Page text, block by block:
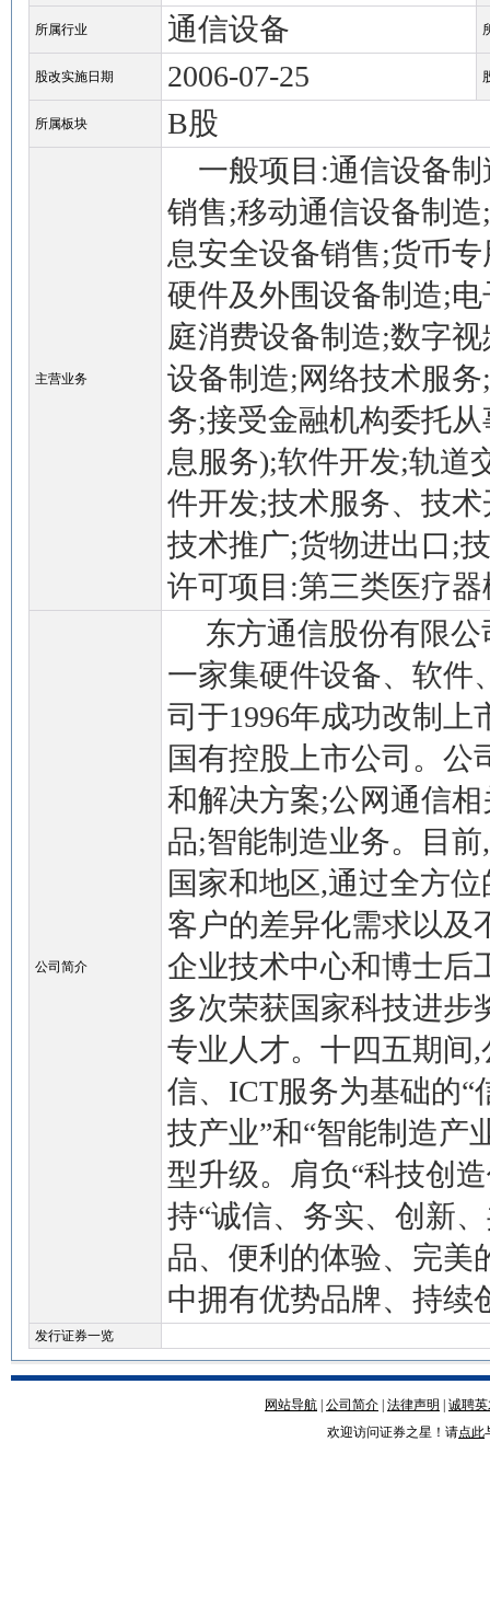
所属行业 通信设备
股改实施日期 2006-07-25
所属板块 B股
主营业务
一般项目:通信设备制
销售;移动通信设备制
息安全设备销售;货币
硬件及外围设备制造;
庭消费设备制造;数字
设备制造;网络技术服
务;接受金融机构委托
息服务);软件开发;轨道
件开发;技术服务、技
技术推广;货物进出口;
许可项目:第三类医疗
公司简介
东方通信股份有限公
一家集硬件设备、软件
司于1996年成功改制
国有控股上市公司。公
和解决方案;公网通信
品;智能制造业务。目
国家和地区,通过全方
客户的差异化需求以及
企业技术中心和博士后
多次荣获国家科技进步
专业人才。十四五期间
信、ICT服务为基础的“
技产业”和“智能制造产
型升级。肩负“科技创
持“诚信、务实、创新
品、便利的体验、完美
中拥有优势品牌、持续
发行证券一览
网站导航 公司简介 法律声明
诚聘
欢迎访问证券之星！请点此